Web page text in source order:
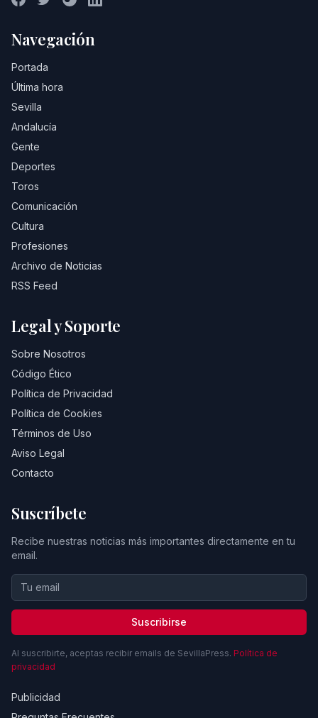
Navegación
Portada
Última hora
Sevilla
Andalucía
Gente
Deportes
Toros
Comunicación
Cultura
Profesiones
Archivo de Noticias
RSS Feed
Legal y Soporte
Sobre Nosotros
Código Ético
Política de Privacidad
Política de Cookies
Términos de Uso
Aviso Legal
Contacto
Suscríbete
Recibe nuestras noticias más importantes directamente en tu
email.
Suscribirse
Al suscribirte, aceptas recibir emails de SevillaPress. Política de
privacidad
Publicidad